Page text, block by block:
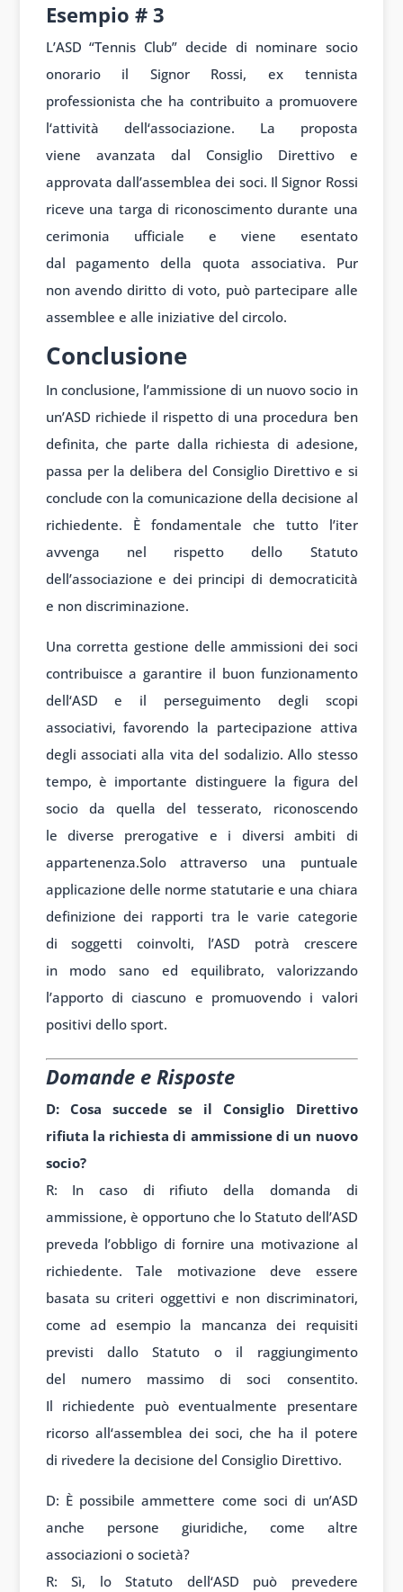
Esempio #3
L’ASD “Tennis Club” decide di nominare socio
onorario il Signor Rossi, extennista
professionista che ha contribuito a promuovere
l‘attività dell‘associazione. La proposta
viene avanzata dal Consiglio Direttivo e
approvata dall’assemblea dei soci. Il Signor Rossi
riceve una targa di riconoscimento durante una
cerimonia ufficiale e viene esentato
dal pagamento della quota associativa. Pur
nonavendo diritto di voto, può partecipare alle
assemblee e alle iniziative del circolo.
Conclusione
In conclusione, l’ammissione di un nuovo socio in
un’ASD richiede il rispetto di una procedura ben
definita, che parte dalla richiesta di adesione,
passa per la delibera del Consiglio Direttivo e si
conclude con la comunicazione della decisione al
richiedente. Èfondamentale che tutto l’iter
avvenga nel rispetto dello Statuto
dell’associazione e dei principi di democraticità
e non discriminazione.
Una corretta gestione delle ammissioni dei soci
contribuisce a garantire il buon funzionamento
dell‘ASD e il perseguimento degli scopi
associativi, favorendo la partecipazione attiva
degli associati alla vita del sodalizio. Allo stesso
tempo, è importante distinguere la figura del
socio da quella del tesserato, riconoscendo
le diverse prerogative e i diversi ambiti di
appartenenza.Solo attraverso una puntuale
applicazione delle norme statutarie e una chiara
definizione dei rapporti tra le varie categorie
di soggetti coinvolti, l’ASD potrà crescere
inmodo sano ed equilibrato, valorizzando
l’apporto di ciascuno e promuovendo i valori
positivi dellosport.
Domande e Risposte
D: Cosa succede se il Consiglio Direttivo
rifiuta la richiesta di ammissione di un nuovo
socio?
R: In casodi rifiuto della domanda di
ammissione, è opportuno che lo Statuto dell’ASD
preveda l’obbligo di fornire una motivazione al
richiedente. Tale motivazione deve essere
basata su criteri oggettivi e non discriminatori,
come ad esempio la mancanza dei requisiti
previsti dallo Statuto oil raggiungimento
del numero massimo di soci consentito.
Il richiedente puòeventualmente presentare
ricorso all‘assemblea dei soci, che ha il potere
di rivedere la decisione del Consiglio Direttivo.
D: Èpossibile ammettere come soci di un’ASD
anche persone giuridiche, come altre
associazioni o società?
R: Sì, loStatuto dell‘ASD può prevedere